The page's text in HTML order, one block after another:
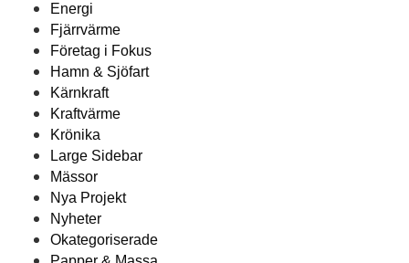
Energi
Fjärrvärme
Företag i Fokus
Hamn & Sjöfart
Kärnkraft
Kraftvärme
Krönika
Large Sidebar
Mässor
Nya Projekt
Nyheter
Okategoriserade